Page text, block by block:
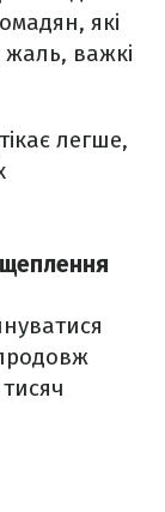
які
важкі
легше,